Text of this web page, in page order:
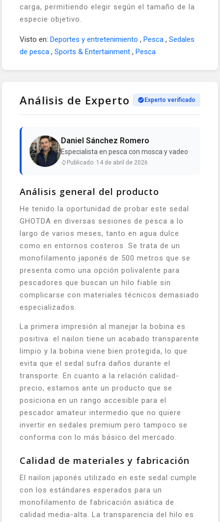
carga, permitiendo elegir según el tamaño de la
especie objetivo.
Visto en: Deportes y entretenimiento , Pesca , Sedales
de pesca , Sports & Entertainment , Pesca
Análisis de Experto Experto verificado
Daniel Sánchez Romero
Especialista en pesca con mosca y vadeo
Publicado: 14 de abril de 2026
Análisis general del producto
He tenido la oportunidad de probar este sedal
GHOTDA en diversas sesiones de pesca a lo
largo de varios meses, tanto en agua dulce
como en entornos costeros. Se trata de un
monofilamento japonés de 500 metros que se
presenta como una opción polivalente para
pescadores que buscan un hilo fiable sin
complicarse con materiales técnicos demasiado
especializados.
La primera impresión al manejar la bobina es
positiva: el nailon tiene un acabado transparente
limpio y la bobina viene bien protegida, lo que
evita que el sedal sufra daños durante el
transporte. En cuanto a la relación calidad-
precio, estamos ante un producto que se
posiciona en un rango accesible para el
pescador amateur intermedio que no quiere
invertir en sedales premium pero tampoco se
conforma con lo más básico del mercado.
Calidad de materiales y fabricación
El nailon japonés utilizado en este sedal cumple
con los estándares esperados para un
monofilamento de fabricación asiática de
calidad media-alta. La transparencia del hilo es